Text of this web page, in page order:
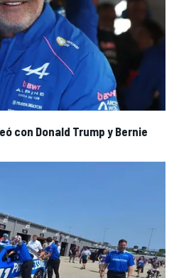
con Donald Trump y Bernie